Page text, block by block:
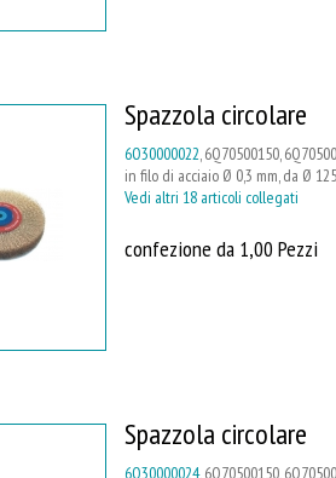
Spazzola circolare
6O30000022, 6Q70500150,
in filo di acciaio Ø 0,3 mm, da Ø
Vedi altri 18 articoli collegati
confezione da 1,00 Pezzi
Spazzola circolare
6O30000024, 6Q70500150,